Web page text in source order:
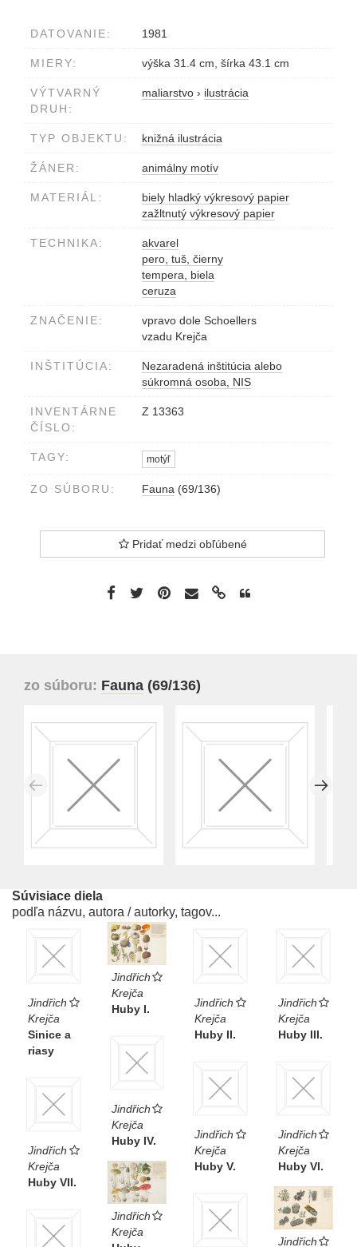
DATOVANIE: 1981
MIERY: výška 31.4 cm, šírka 43.1 cm
VÝTVARNÝ
DRUH:
maliarstvo › ilustrácia
TYP OBJEKTU: knižná ilustrácia
ŽÁNER: animálny motív
MATERIÁL:
biely hladký výkresový papier
zažltnutý výkresový papier
TECHNIKA:
akvarel
pero, tuš, čierny
tempera, biela
ceruza
ZNAČENIE:
vpravo dole Schoellers
vzadu Krejča
INŠTITÚCIA:
Nezaradená inštitúcia alebo
súkromná osoba, NIS
INVENTÁRNE
ČÍSLO:
Z 13363
TAGY: motýľ
ZO SÚBORU: Fauna (69/136)
Pridať medzi obľúbené
zo súboru: Fauna (69/136)
Súvisiace diela
podľa názvu, autora / autorky, tagov...
Jindřich
Krejča
Sinice a
riasy
Jindřich
Krejča
Huby I.
Jindřich
Krejča
Huby II.
Jindřich
Krejča
Huby III.
Jindřich
Krejča
Huby IV.
Jindřich
Krejča
Huby V.
Jindřich
Krejča
Huby VI.
Jindřich
Krejča
Huby VII.
Jindřich
Krejča
Jindřich